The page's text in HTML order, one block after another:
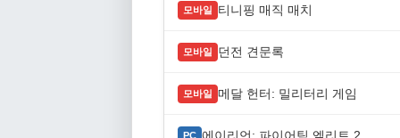
모바일 티니핑 매직 매치
모바일 던전 견문록
모바일 메달 헌터: 밀리터리 게임
PC